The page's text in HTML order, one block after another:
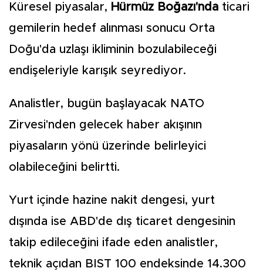
Küresel piyasalar, Hürmüz Boğazı'nda ticari
gemilerin hedef alınması sonucu Orta
Doğu'da uzlaşı ikliminin bozulabileceği
endişeleriyle karışık seyrediyor.
Analistler, bugün başlayacak NATO
Zirvesi'nden gelecek haber akışının
piyasaların yönü üzerinde belirleyici
olabileceğini belirtti.
Yurt içinde hazine nakit dengesi, yurt
dışında ise ABD'de dış ticaret dengesinin
takip edileceğini ifade eden analistler,
teknik açıdan BIST 100 endeksinde 14.300